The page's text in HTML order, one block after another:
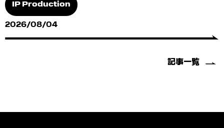
IP Production
2026/08/04
記事一覧